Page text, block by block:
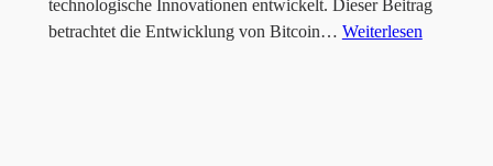
technologische Innovationen entwickelt. Dieser Beitrag
betrachtet die Entwicklung von Bitcoin… Weiterlesen